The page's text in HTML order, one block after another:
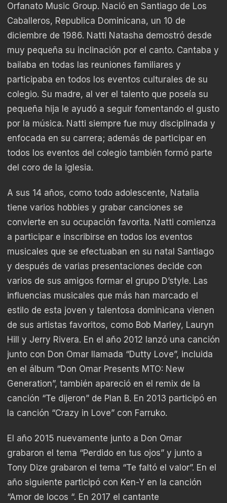
Orfanato Music Group. Nació en Santiago de Los
Caballeros, Republica Dominicana, un 10 de
diciembre de 1986. Natti Natasha demostró desde
muy pequeña su inclinación por el canto. Cantaba y
bailaba en todas las reuniones familiares y
participaba en todos los eventos culturales de su
colegio. Su madre, al ver el talento que poseía su
pequeña hija le ayudó a seguir fomentando el gusto
por la música. Natti siempre fue muy disciplinada y
enfocada en su carrera; además de participar en
todos los eventos del colegio también formó parte
del coro de la iglesia.
A sus 14 años, como todo adolescente, Natalia
tiene varios hobbies y grabar canciones se
convierte en su ocupación favorita. Natti comienza
a participar e inscribirse en todos los eventos
musicales que se efectuaban en su natal Santiago
y después de varias presentaciones decide con
varios de sus amigos formar el grupo D’style. Las
influencias musicales que más han marcado el
estilo de esta joven y talentosa dominicana vienen
de sus artistas favoritos, como Bob Marley, Lauryn
Hill y Jerry Rivera. En el año 2012 lanzó una canción
junto con Don Omar llamada “Dutty Love”, incluida
en el álbum “Don Omar Presents MTO: New
Generation”, también apareció en el remix de la
canción “Te dijeron” de Plan B. En 2013 participó en
la canción “Crazy in Love” con Farruko.
El año 2015 nuevamente junto a Don Omar
grabaron el tema “Perdido en tus ojos” y junto a
Tony Dize grabaron el tema “Te faltó el valor”. En el
año siguiente participó con Ken-Y en la canción
“Amor de locos “. En 2017 el cantante